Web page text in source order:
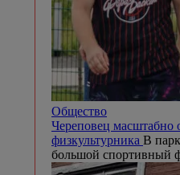
Общество
Череповец масштабно
физкультурника В
большой спортивный